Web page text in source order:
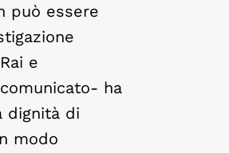
può essere
e
ha
dignità di
modo